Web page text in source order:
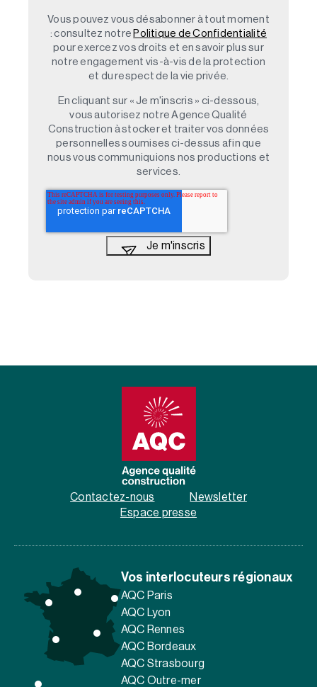
Vous pouvez vous désabonner à tout moment
: consultez notre Politique de Confidentialité
pour exercez vos droits et en savoir plus sur
notre engagement vis-à-vis de la protection
et du respect de la vie privée.
En cliquant sur « Je m'inscris » ci-dessous,
vous autorisez notre Agence Qualité
Construction à stocker et traiter vos données
personnelles soumises ci-dessus afin que
nous vous communiquions nos productions et
services.
Contactez-nous
Newsletter
Espace presse
Vos interlocuteurs régionaux
AQC Paris
AQC Lyon
AQC Rennes
AQC Bordeaux
AQC Strasbourg
AQC Outre-mer